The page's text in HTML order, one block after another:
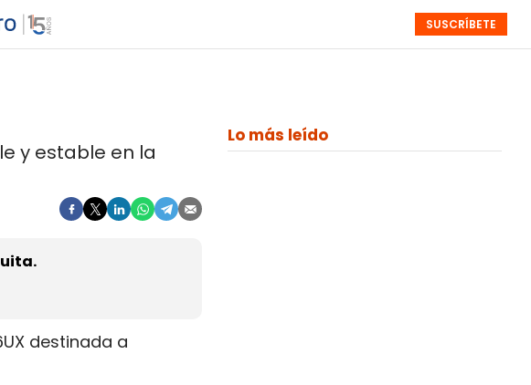
PROTAGONISTAS
SEMANALES
MONOGRÁFICOS EVENTOS
SUSCRÍBETE
y estable en la
destinada a
Lo más leído